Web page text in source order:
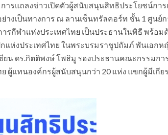
การแถลงข่าวเปิดตัวผู้สนับสนุนสิทธิประโยชน์กา
างเป็นทางการ ณ ลานเซ็นทรัลคอร์ท ชั้น 1 ศูนย์
รกีฬาแห่งประเทศไทย เป็นประธานในพิธี พร้อม
ห่งประเทศไทย ในพระบรมราชูปถัมภ์ พันเอกห
น ดร.กิตติพงษ์ โพธิมู รองประธานคณะกรรมกา
ผู้แทนองค์กรผู้สนับสนุนกว่า 20 แห่ง แขกผู้มีเกีย